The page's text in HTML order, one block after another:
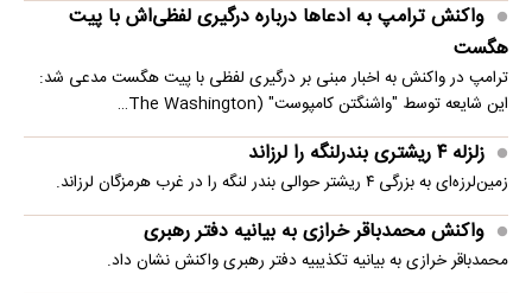
واکنش ترامپ به ادعاها درباره درگیری لفظی‌اش با پیت
هگست
ترامپ در واکنش به اخبار مبنی بر درگیری لفظی با پیت هگست مدعی شد:
این شایعه توسط "واشنگتن کامپوست" (The Washington…
زلزله ۴ ریشتری بندرلنگه را لرزاند
زمین‌لرزه‌ای به بزرگی ۴ ریشتر حوالی بندر لنگه را در غرب هرمزگان لرزاند.
واکنش محمدباقر خرازی به بیانیه دفتر رهبری
محمدباقر خرازی به بیانیه تکذیبیه دفتر رهبری واکنش نشان داد.